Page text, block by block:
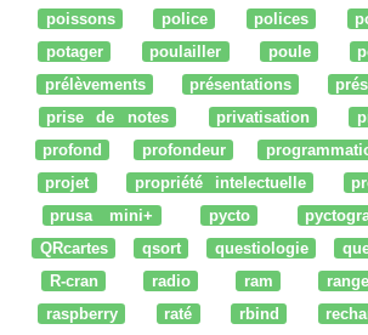
poissons
police polices
potager
poulailler poule
prélèvements
présentations
prise de notes
privatisation
profond
profondeur
projet
propriété intelectuelle
prusa mini+
pycto
QRcartes
qsort questiologie
R-cran
radio ram
raspberry
raté rbind